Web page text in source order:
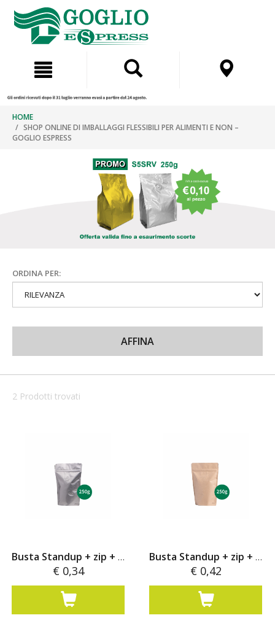
contenuto
HOME
SHOP ONLINE DI IMBALLAGGI FLESSIBILI PER ALIMENTI E NON –
GOGLIO ESPRESS
ORDINA PER:
AFFINA
2 Prodotti trovati
Busta Standup + zip + valvola
€ 0,34
Busta Standup + zip + valvola
€ 0,42